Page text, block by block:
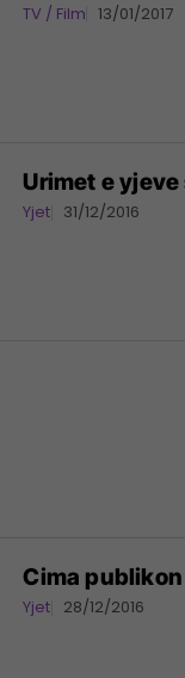
TV / Film 13/01/2017
Urimet e
Yjet 31/12/2016
Cima
Yjet 28/12/2016